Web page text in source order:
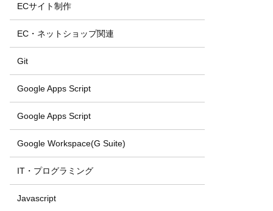
ECサイト制作
EC・ネットショップ関連
Git
Google Apps Script
Google Apps Script
Google Workspace(G Suite)
IT・プログラミング
Javascript